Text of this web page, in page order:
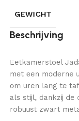
GEWICHT
Beschrijving
Eetkamerstoel
met een moderne
om uren lang te
als stijl, dankzij de
robuust zwart